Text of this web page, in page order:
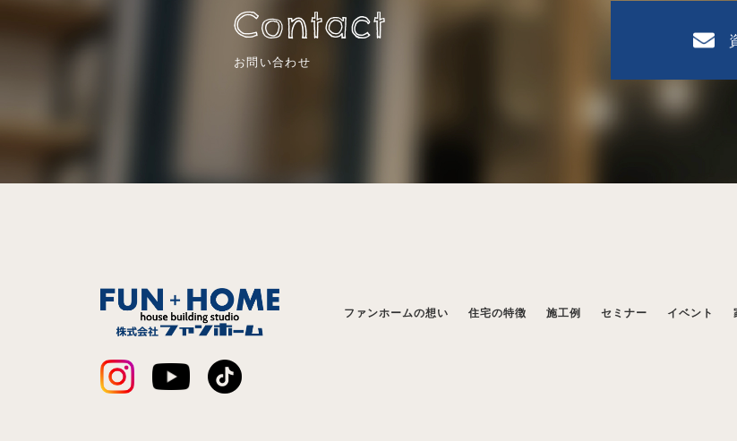
Contact
お問い合わせ
ファンホームの想い 住宅の特徴 施工例 セミナー イベント